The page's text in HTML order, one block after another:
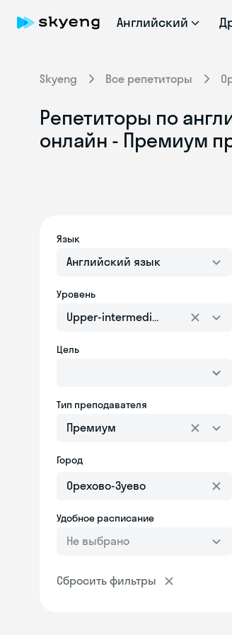
Английский
Skyeng Все репетиторы
Репетиторы по
онлайн - Премиум
Язык
Английский язык
Уровень
Upper-intermediate
Цель
Тип преподавателя
Премиум
Город
Удобное расписание
Не выбрано
Сбросить фильтры